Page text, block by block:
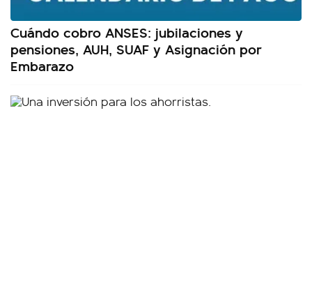
Cuándo cobro ANSES: jubilaciones y
pensiones, AUH, SUAF y Asignación por
Embarazo